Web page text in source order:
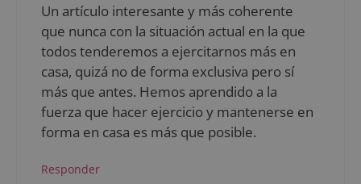
Un artículo interesante y más coherente
que nunca con la situación actual en la que
todos tenderemos a ejercitarnos más en
casa, quizá no de forma exclusiva pero sí
más que antes. Hemos aprendido a la
fuerza que hacer ejercicio y mantenerse en
forma en casa es más que posible.
Responder